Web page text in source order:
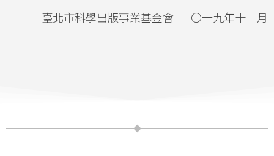
臺北市科學出版事業基金會 二〇一九年十二月